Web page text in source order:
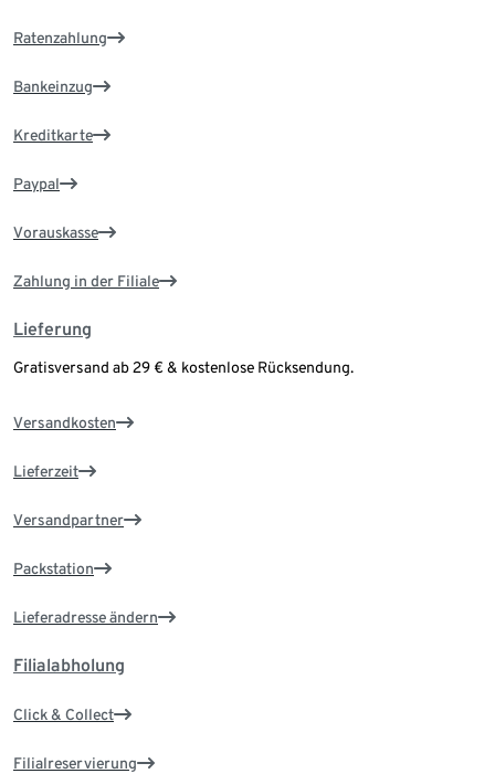
Ratenzahlung
Bankeinzug
Kreditkarte
Paypal
Vorauskasse
Zahlung in der Filiale
Lieferung
Gratisversand ab 29 € & kostenlose Rücksendung.
Versandkosten
Lieferzeit
Versandpartner
Packstation
Lieferadresse ändern
Filialabholung
Click & Collect
Filialreservierung